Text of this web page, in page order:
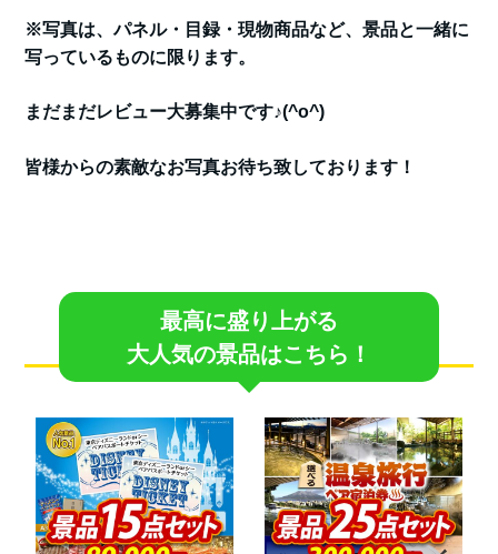
※写真は、パネル・目録・現物商品など、景品と一緒に
写っているものに限ります。
まだまだレビュー大募集中です♪(^o^)
皆様からの素敵なお写真お待ち致しております！
最高に盛り上がる
大人気の景品はこちら！